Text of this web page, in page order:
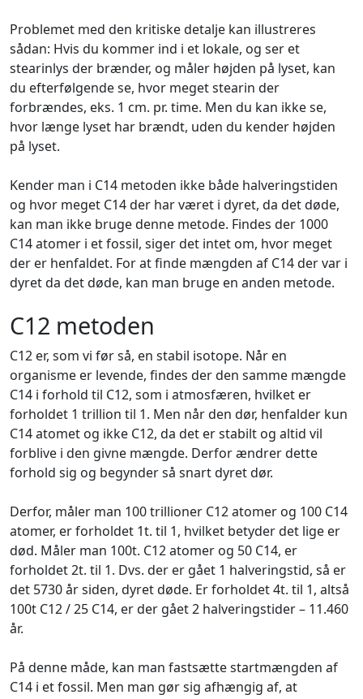
Problemet med den kritiske detalje kan illustreres
sådan: Hvis du kommer ind i et lokale, og ser et
stearinlys der brænder, og måler højden på lyset, kan
du efterfølgende se, hvor meget stearin der
forbrændes, eks. 1 cm. pr. time. Men du kan ikke se,
hvor længe lyset har brændt, uden du kender højden
på lyset.
Kender man i C14 metoden ikke både halveringstiden
og hvor meget C14 der har været i dyret, da det døde,
kan man ikke bruge denne metode. Findes der 1000
C14 atomer i et fossil, siger det intet om, hvor meget
der er henfaldet. For at finde mængden af C14 der var i
dyret da det døde, kan man bruge en anden metode.
C12 metoden
C12 er, som vi før så, en stabil isotope. Når en
organisme er levende, findes der den samme mængde
C14 i forhold til C12, som i atmosfæren, hvilket er
forholdet 1 trillion til 1. Men når den dør, henfalder kun
C14 atomet og ikke C12, da det er stabilt og altid vil
forblive i den givne mængde. Derfor ændrer dette
forhold sig og begynder så snart dyret dør.
Derfor, måler man 100 trillioner C12 atomer og 100 C14
atomer, er forholdet 1t. til 1, hvilket betyder det lige er
død. Måler man 100t. C12 atomer og 50 C14, er
forholdet 2t. til 1. Dvs. der er gået 1 halveringstid, så er
det 5730 år siden, dyret døde. Er forholdet 4t. til 1, altså
100t C12 / 25 C14, er der gået 2 halveringstider – 11.460
år.
På denne måde, kan man fastsætte startmængden af
C14 i et fossil. Men man gør sig afhængig af, at